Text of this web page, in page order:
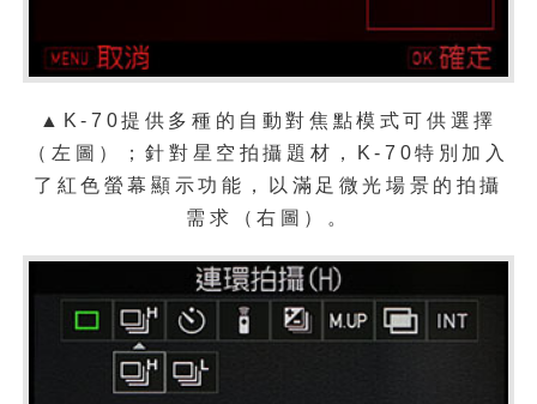
▲K-70提供多種的自動對焦點模式可供選擇
（左圖）；針對星空拍攝題材，K-70特別加入
了紅色螢幕顯示功能，以滿足微光場景的拍攝
需求（右圖）。